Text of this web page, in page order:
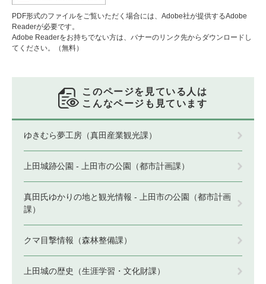
PDF形式のファイルをご覧いただく場合には、Adobe社が提供するAdobe
Readerが必要です。
Adobe Readerをお持ちでない方は、バナーのリンク先からダウンロードし
てください。（無料）
このページを見ている人は
こんなページも見ています
ゆきむら夢工房（真田産業観光課）
上田城跡公園 - 上田市の公園（都市計画課）
真田氏ゆかりの地と観光情報 - 上田市の公園（都市計画
課）
クマ目撃情報（森林整備課）
上田城の歴史（生涯学習・文化財課）